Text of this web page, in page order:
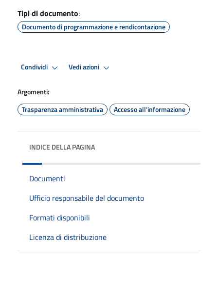
Tipi di documento:
Documento di programmazione e rendicontazione
Condividi Vedi azioni
Argomenti:
Trasparenza amministrativa
Accesso all'informazione
INDICE DELLA PAGINA
Documenti
Ufficio responsabile del documento
Formati disponibili
Licenza di distribuzione